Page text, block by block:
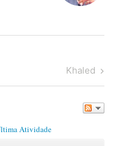
Next
Post
Khaled
Atividade